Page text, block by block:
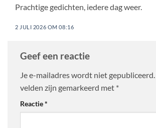
Prachtige gedichten, iedere dag weer.
2 JULI 2026 OM 08:16
Geef een reactie
Je e-mailadres wordt niet gepubliceerd.
velden zijn gemarkeerd met *
Reactie*